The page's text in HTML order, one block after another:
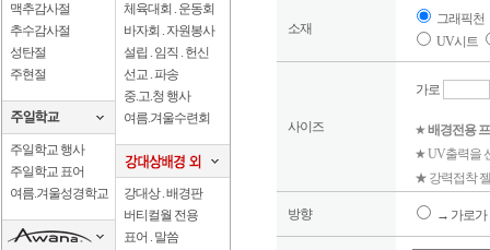
맥추감사절
추수감사절
성탄절
주현절
주일학교 행사
주일학교 표어
여름.겨울성경학교
체육대회 . 운동회
바자회 . 자원봉사
설립 . 임직 . 헌신
선교 . 파송
중.고.청 행사
여름.겨울수련회
강대상 . 배경판
버티컬월 전용
표어 . 말씀
소재
그래픽천
UV시트
사이즈
가로
★배경전용
★ UV출력을
★ 강력접착
방향 → 가로가